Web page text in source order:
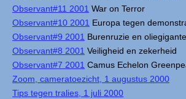
Observant#11 2001 War on Terror
Observant#10 2001 Europa tegen
Observant#9 2001 Burenruzie en
Observant#8 2001 Veiligheid en zekerheid
Observant#7 2001 Camus Echelon
Zoom, cameratoezicht, 1 augustus 2000
Tips tegen tralies, 1 juli 2000